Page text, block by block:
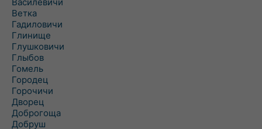
Ветка
Гадиловичи
Глинище
Глушковичи
Глыбов
Гомель
Городец
Горочичи
Дворец
Доброгоща
Добруш